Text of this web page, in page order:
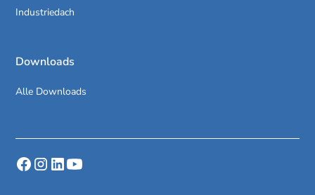
Industriedach
Downloads
Alle Downloads